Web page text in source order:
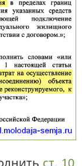
ст. 10